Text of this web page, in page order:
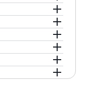
ができます。お
イアンスに関す
応じた統制の評
以下は、AWS、
理される統制の
ィティ、コン
、セキュリテ
成するため
解します。
ングプログラム
にクラウドに
ューし、自社
すべき可能性
Reviewを